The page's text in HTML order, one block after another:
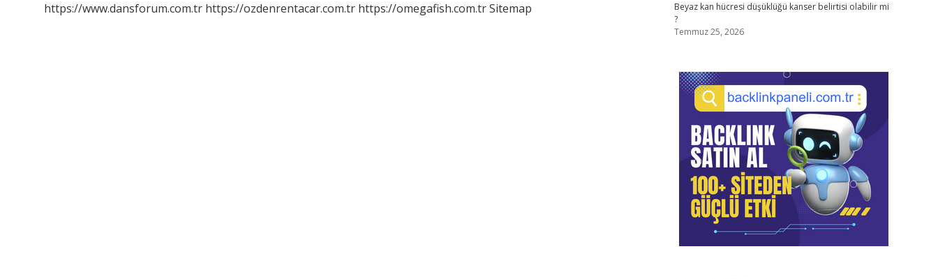
https://www.dansforum.com.tr https://ozdenrentacar.com.tr https://omegafish.com.trSitemap
Beyaz kan hücresi düşüklüğü kanser belirtisi olabilir mi
?
Temmuz 25, 2026